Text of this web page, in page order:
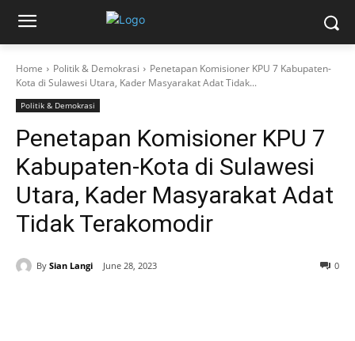
Home Politik & Demokrasi
Penetapan Komisioner KPU 7 Kabupaten-
Kota di Sulawesi Utara, Kader Masyarakat Adat Tidak...
Politik & Demokrasi
Penetapan Komisioner KPU 7
Kabupaten-Kota di Sulawesi
Utara, Kader Masyarakat Adat
Tidak Terakomodir
By Sian Langi June 28, 2023 0